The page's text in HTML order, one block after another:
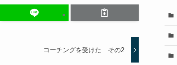
コーチングを受けた その2